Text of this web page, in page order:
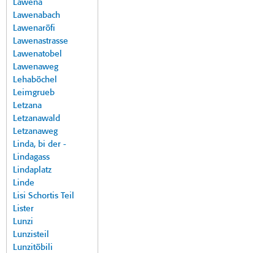
Lawena
Lawenabach
Lawenaröfi
Lawenastrasse
Lawenatobel
Lawenaweg
Lehaböchel
Leimgrueb
Letzana
Letzanawald
Letzanaweg
Linda, bi der -
Lindagass
Lindaplatz
Linde
Lisi Schortis Teil
Lister
Lunzi
Lunzisteil
Lunzitöbili